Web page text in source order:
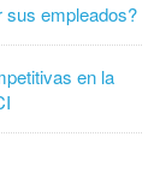
sus empleados?
en la